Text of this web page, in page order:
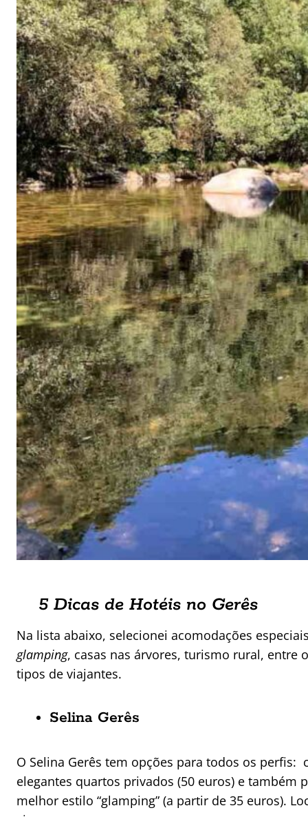
5 Dicas de Hotéis no Gerês
Na lista abaixo, selecionei acomodações
glamping, casas nas árvores, turismo rural, entre
tipos de viajantes.
Selina Gerês
O Selina Gerês tem opções para todos os
elegantes quartos privados (50 euros) e
melhor estilo “glamping” (a partir de 35 euros).